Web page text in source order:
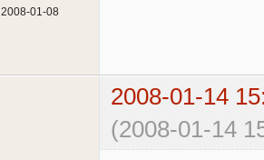
2008-01-08
2008-01-14
(2008-01-14